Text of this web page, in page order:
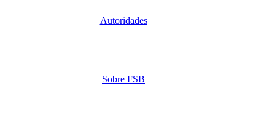
Autoridades
Sobre FSB